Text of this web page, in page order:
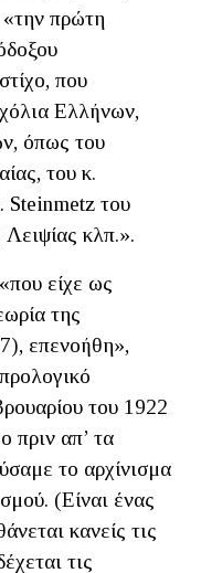
«την πρώτη
που
Ελλήνων,
όπως του
του κ.
Steinmetz του
κλπ.».
είχε ως
της
επενοήθη»,
του 1922
πριν απ’ τα
το αρχίνισμα
(Είναι ένας
κανείς τις
τις